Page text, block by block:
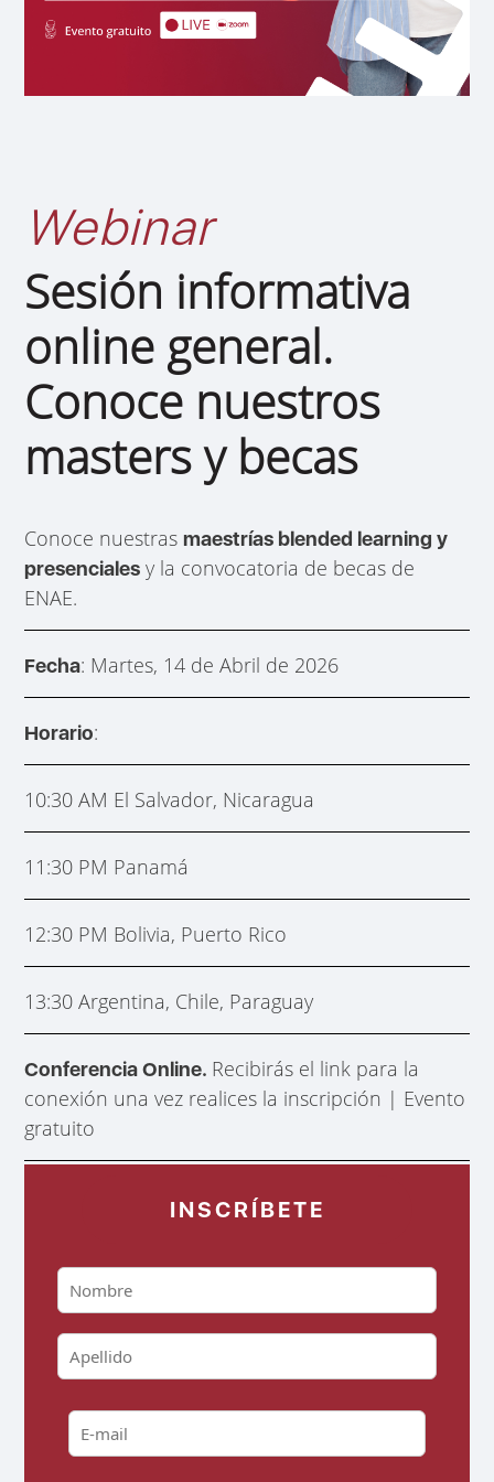
Webinar
Sesión informativa
online general.
Conoce nuestros
masters y becas
Conoce nuestrasmaestrías blended learning y
presenciales y la convocatoria de becas de
ENAE.
Fecha: Martes, 14 de Abril de 2026
Horario:
10:30 AM El Salvador, Nicaragua
11:30 PM Panamá
12:30 PM Bolivia, Puerto Rico
13:30 Argentina, Chile, Paraguay
Conferencia Online. Recibirás el link para la
conexión una vez realices la inscripción | Evento
gratuito
INSCRÍBETE